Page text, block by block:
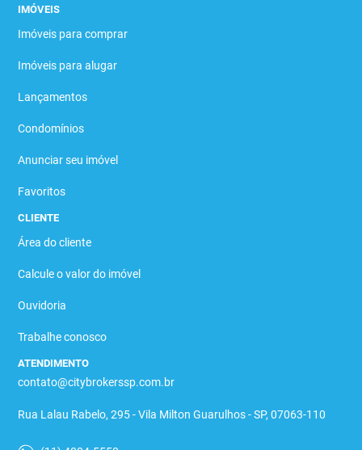
IMÓVEIS
Imóveis para comprar
Imóveis para alugar
Lançamentos
Condomínios
Anunciar seu imóvel
Favoritos
CLIENTE
Área do cliente
Calcule o valor do imóvel
Ouvidoria
Trabalhe conosco
ATENDIMENTO
contato@citybrokerssp.com.br
Rua Lalau Rabelo, 295 - Vila Milton Guarulhos - SP, 07063-110